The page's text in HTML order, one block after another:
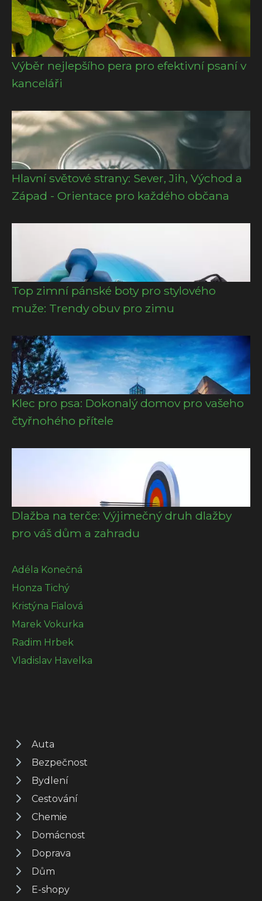
Výběr nejlepšího pera pro efektivní psaní v
kanceláři
Hlavní světové strany: Sever, Jih, Východ a
Západ - Orientace pro každého občana
Top zimní pánské boty pro stylového
muže: Trendy obuv pro zimu
Klec pro psa: Dokonalý domov pro vašeho
čtyřnohého přítele
Dlažba na terče: Výjimečný druh dlažby
pro váš dům a zahradu
Adéla Konečná
Honza Tichý
Kristýna Fialová
Marek Vokurka
Radim Hrbek
Vladislav Havelka
Auta
Bezpečnost
Bydlení
Cestování
Chemie
Domácnost
Doprava
Dům
E-shopy